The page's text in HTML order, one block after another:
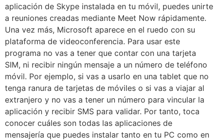
aplicación de Skype instalada en tu móvil, puedes unirte
a reuniones creadas mediante Meet Now rápidamente.
Una vez más, Microsoft aparece en el ruedo con su
plataforma de videoconferencia. Para usar este
programa no vas a tener que contar con una tarjeta
SIM, ni recibir ningún mensaje a un número de teléfono
móvil. Por ejemplo, si vas a usarlo en una tablet que no
tenga ranura de tarjetas de móviles o si vas a viajar al
extranjero y no vas a tener un número para vincular la
aplicación y recibir SMS para validar. Por tanto, toca
conocer cuáles son todas las aplicaciones de
mensajería que puedes instalar tanto en tu PC como en